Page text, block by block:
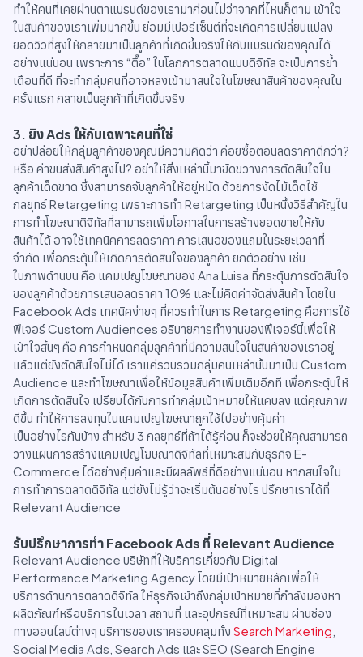
ทำให้คนที่เคยผ่านตาแบรนด์ของเรามาก่อนไม่ว่าจากที่ไหนก็ตาม เข้าใจ
ในสินค้าของเราเพิ่มมากขึ้น ย่อมมีเปอร์เซ็นต์ที่จะเกิดการเปลี่ยนแปลง
ยอดวิวที่สูงให้กลายมาเป็นลูกค้าที่เกิดขึ้นจริงให้กับแบรนด์ของคุณได้
อย่างแน่นอน เพราะการ “ตื๊อ” ในโลกการตลาดแบบดิจิทัล จะเป็นการย้ำ
เตือนที่ดี ที่จะทำกลุ่มคนที่อาจหลงเข้ามาสนใจในโฆษณาสินค้าของคุณใน
ครั้งแรก กลายเป็นลูกค้าที่เกิดขึ้นจริง
3. ยิง Ads ให้กับเฉพาะคนที่ใช่
อย่าปล่อยให้กลุ่มลูกค้าของคุณมีความคิดว่า ค่อยซื้อตอนลดราคาดีกว่า?
หรือ ค่าขนส่งสินค้าสูงไป? อย่าให้สิ่งเหล่านี้มาขัดขวางการตัดสินใจใน
ลูกค้าเด็ดขาด ซึ่งสามารถจับลูกค้าให้อยู่หมัด ด้วยการงัดไม้เด็ดใช้
กลยุทธ์ Retargeting เพราะการทำ Retargeting เป็นหนึ่งวิธีสำคัญใน
การทำโฆษณาดิจิทัลที่สามารถเพิ่มโอกาสในการสร้างยอดขายให้กับ
สินค้าได้ อาจใช้เทคนิคการลดราคา การเสนอของแถมในระยะเวลาที่
จำกัด เพื่อกระตุ้นให้เกิดการตัดสินใจของลูกค้า ยกตัวอย่าง เช่น
ในภาพด้านบน คือ แคมเปญโฆษณาของ Ana Luisa ที่กระตุ้นการตัดสินใจ
ของลูกค้าด้วยการเสนอลดราคา 10% และไม่คิดค่าจัดส่งสินค้า โดยใน
Facebook Ads เทคนิคง่ายๆ ที่ควรทำในการ Retargeting คือการใช้
ฟีเจอร์ Custom Audiences อธิบายการทำงานของฟีเจอร์นี้เพื่อให้
เข้าใจสั้นๆ คือ การกำหนดกลุ่มลูกค้าที่มีความสนใจในสินค้าของเราอยู่
แล้วแต่ยังตัดสินใจไม่ได้ เราแค่รวบรวมกลุ่มคนเหล่านั้นมาเป็น Custom
Audience และทำโฆษณาเพื่อให้ข้อมูลสินค้าเพิ่มเติมอีกที เพื่อกระตุ้นให้
เกิดการตัดสินใจ เปรียบได้กับการทำกลุ่มเป้าหมายให้แคบลง แต่คุณภาพ
ดีขึ้น ทำให้การลงทุนในแคมเปญโฆษณาถูกใช้ไปอย่างคุ้มค่า
เป็นอย่างไรกันบ้าง สำหรับ 3 กลยุทธ์ที่ถ้าได้รู้ก่อน ก็จะช่วยให้คุณสามารถ
วางแผนการสร้างแคมเปญโฆษณาดิจิทัลที่เหมาะสมกับธุรกิจ E-
Commerce ได้อย่างคุ้มค่าและมีผลลัพธ์ที่ดีอย่างแน่นอน หากสนใจใน
การทำการตลาดดิจิทัล แต่ยังไม่รู้ว่าจะเริ่มต้นอย่างไร ปรึกษาเราได้ที่
Relevant Audience
รับปรึกษาการทำ Facebook Ads ที่ Relevant Audience
Relevant Audience บริษัทที่ให้บริการเกี่ยวกับ Digital
Performance Marketing Agency โดยมีเป้าหมายหลักเพื่อให้
บริการด้านการตลาดดิจิทัล ให้ธุรกิจเข้าถึงกลุ่มเป้าหมายที่กำลังมองหา
ผลิตภัณฑ์หรือบริการในเวลา สถานที่ และอุปกรณ์ที่เหมาะสม ผ่านช่อง
ทางออนไลน์ต่างๆ บริการของเราครอบคลุมทั้ง Search Marketing
Social Media Ads, Search Ads และ SEO (Search Engine